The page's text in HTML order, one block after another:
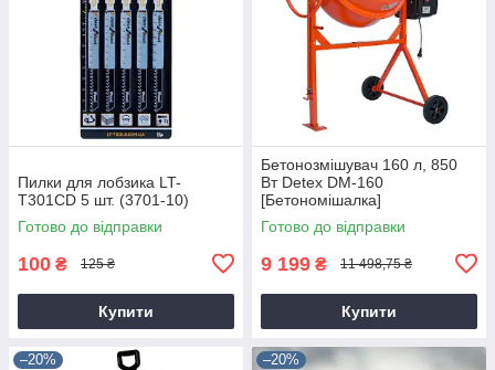
Пилки для лобзика LT-
T301CD 5 шт. (3701-10)
Готово до відправки
100 ₴ 125 ₴
Купити
Бетонозмішувач 160 л, 850
Вт Detex DM-160
[Бетономішалка]
Готово до відправки
9 199 ₴ 11 498,75 ₴
Купити
–20% –20%